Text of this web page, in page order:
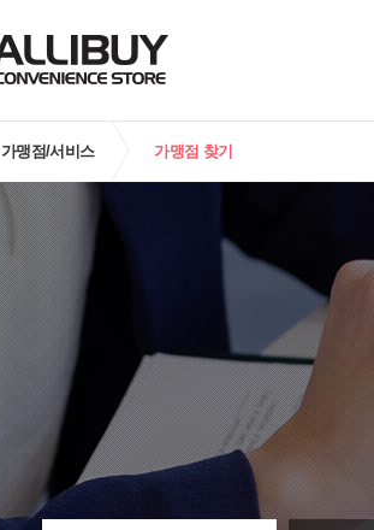
가맹점/서비스 가맹점 찾기